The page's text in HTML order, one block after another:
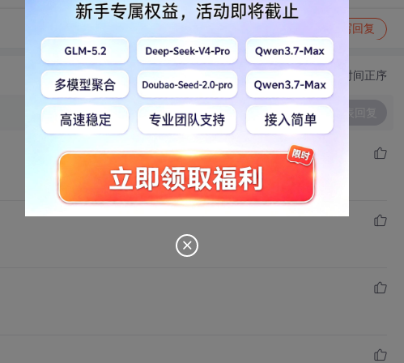
写回复
切换为时间正序
发表回复